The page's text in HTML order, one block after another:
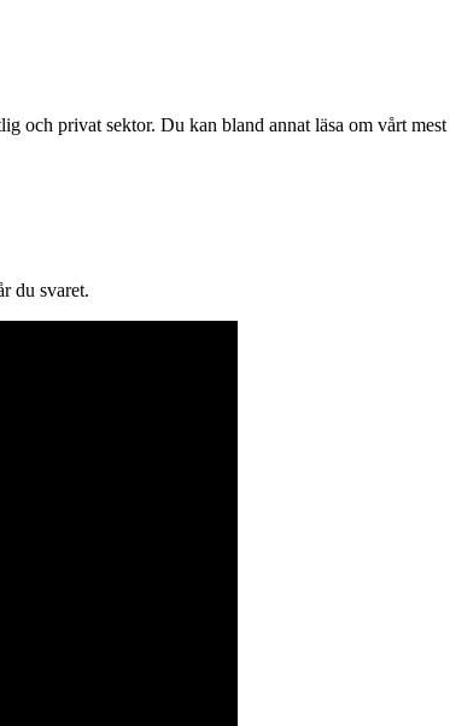
och privat sektor. Du kan bland annat läsa om vårt
du svaret.